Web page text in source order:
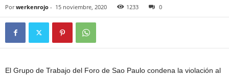
Por werkenrojo - 15 noviembre, 2020 1233 0
El Grupo de Trabajo del Foro de Sao Paulo condena la violación al